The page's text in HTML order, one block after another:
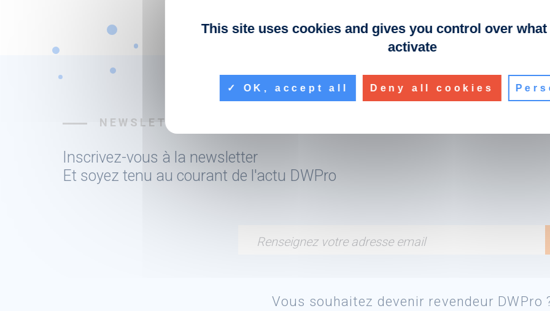
NEWSLETTER
Inscrivez-vous à la newsletter
Et soyez tenu au courant de l'actu DWPro
Renseignez votre adresse email
Vous souhaitez devenir revendeur DWPro
This site uses cookies and gives you control over
activate
OK, accept all Deny all cookies